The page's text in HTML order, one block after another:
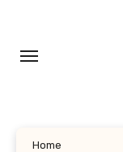
Home